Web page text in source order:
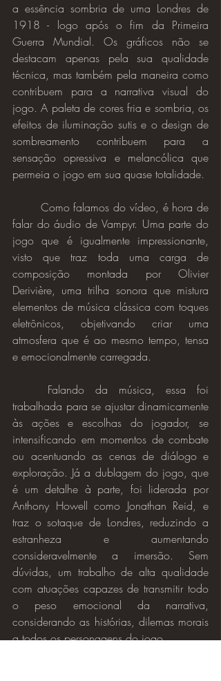
a essência sombria de uma Londres de
1918 - logo após o fim da Primeira
Guerra Mundial. Os gráficos não se
destacam apenas pela sua qualidade
técnica, mas também pela maneira como
contribuem para a narrativa visual do
jogo. A paleta de cores fria e sombria, os
efeitos de iluminação sutis e o design de
sombreamento contribuem para a
sensação opressiva e melancólica que
permeia o jogo em sua quase totalidade.
falar do áudio de Vampyr. Uma parte do
jogo que é igualmente impressionante,
visto que traz toda uma carga de
composição montada por Olivier
Derivière, uma trilha sonora que mistura
elementos de música clássica com toques
eletrônicos, objetivando criar uma
atmosfera que é ao mesmo tempo, tensa
e emocionalmente carregada.
trabalhada para se ajustar dinamicamente
às ações e escolhas do jogador, se
intensificando em momentos de combate
ou acentuando as cenas de diálogo e
exploração. Já a dublagem do jogo, que
é um detalhe à parte, foi liderada por
Anthony Howell como Jonathan Reid, e
traz o sotaque de Londres, reduzindo a
estranheza e aumentando
consideravelmente a imersão. Sem
dúvidas, um trabalho de alta qualidade
com atuações capazes de transmitir todo
o peso emocional da narrativa,
considerando as histórias, dilemas morais
a todos os personagens do jogo.